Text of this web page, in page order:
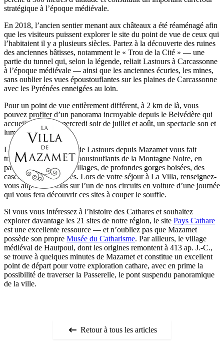
stratégique à l’époque médiévale.
En 2018, l’ancien sentier menant aux châteaux a été réaménagé afin
que les visiteurs puissent explorer le site du point de vue de ceux qui
l’habitaient il y a plusieurs siècles. Partez à la découverte des ruines
des anciennes bâtisses, notamment le « Trou de la Cité » — une
partie du tunnel qui, selon la légende, reliait Lastours à Carcassonne
à l’époque médiévale — ainsi que les anciennes écuries, les mines,
sans oublier les vues époustouflantes sur les plaines de Carcassonne
avec les Pyrénées enneigées au loin.
Pour un point de vue entièrement différent, à 2 km de là, vous
pouvez profiter d’un panorama incroyable depuis le Belvédère qui
accueille, chaque mercredi soir de juillet et août, un spectacle son et
lumière féérique.
La visite des Châteaux de Lastours depuis Mazamet vous fait
traverser les paysages époustouflants de la Montagne Noire, en
passant par d’anciens villages, de profondes gorges boisées, des
cascades et des rivières. Lors de votre séjour à La Villa, renseignez-
vous auprès de nous sur l’un de nos circuits en voiture d’une journée
qui vous fera découvrir ces sites à couper le souffle.
Si vous vous intéressez à l’histoire des Cathares et souhaitez
explorer davantage les 21 sites de notre région, le site Pays Cathare
est une excellente ressource — et n’oubliez pas que Mazamet
possède son propre Musée du Catharisme. Par ailleurs, le village
médiéval de Hautpoul, dont les origines remontent à 413 ap. J.-C.,
se trouve à quelques minutes de Mazamet et constitue un excellent
point de départ pour votre exploration cathare, avec en prime la
possibilité de traverser la Passerelle, le pont suspendu panoramique
de la ville.
Retour à tous les articles